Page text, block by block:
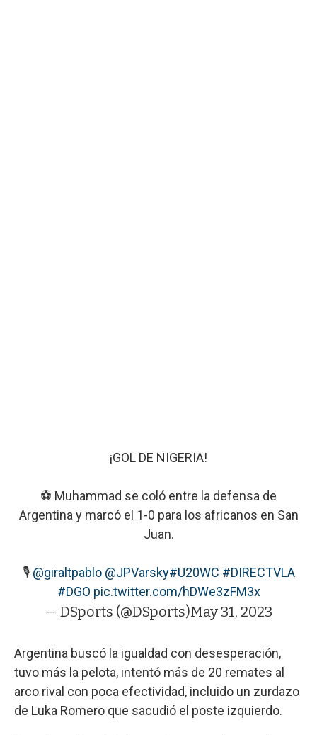
¡GOL DE NIGERIA!
⚽ Muhammad se coló entre la defensa de
Argentina y marcó el 1-0 para los africanos en San
Juan.
🎙️ @giraltpablo @JPVarsky#U20WC #DIRECTVLA
#DGO pic.twitter.com/hDWe3zFM3x
— DSports (@DSports)May 31, 2023
Argentina buscó la igualdad con desesperación,
tuvo más la pelota, intentó más de 20 remates al
arco rival con poca efectividad, incluido un zurdazo
de Luka Romero que sacudió el poste izquierdo.